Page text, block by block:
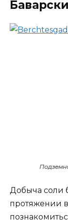
Добыча соли
протяжении